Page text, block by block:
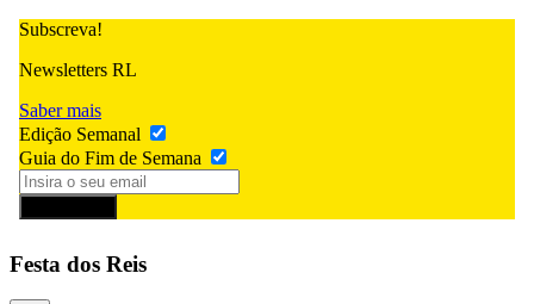
Subscreva!
Newsletters RL
Saber mais
Edição Semanal
Guia do Fim de Semana
Festa dos Reis